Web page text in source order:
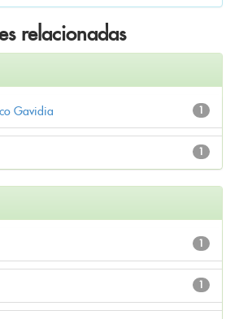
relacionadas
1
Gavidia
1
1
1